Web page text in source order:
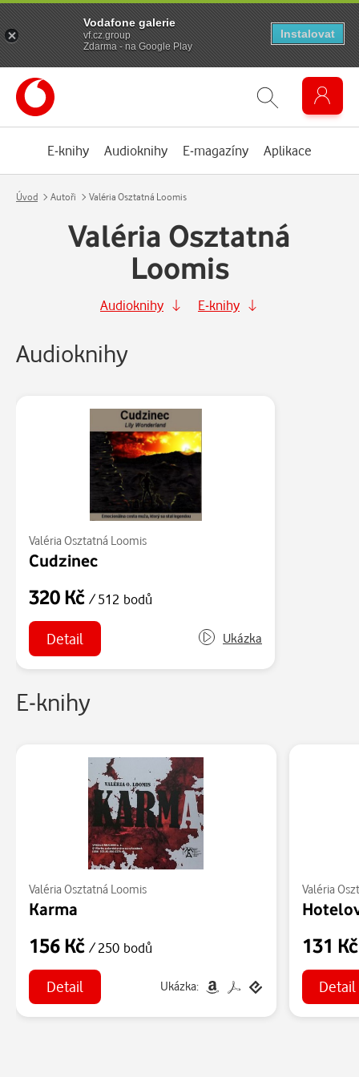
E-knihy Audioknihy E-magazíny Aplikace
Úvod Autoři Valéria Osztatná Loomis
Valéria Osztatná
Loomis
Audioknihy E-knihy
Audioknihy
Valéria Osztatná Loomis
Cudzinec
320 Kč / 512 bodů
Detail Ukázka
E-knihy
Valéria Osztatná Loomis
Karma
156 Kč / 250 bodů
Detail Ukázka:
Valéria
131
Detail
Vodafone galerie
vf.cz.group
Zdarma - na Google Play
Instalovat